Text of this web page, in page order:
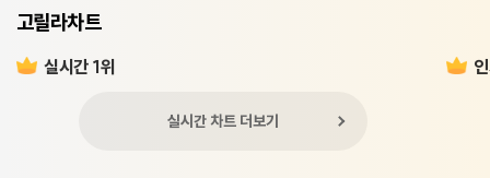
고릴라차트
실시간 1위
실시간 차트 더보기